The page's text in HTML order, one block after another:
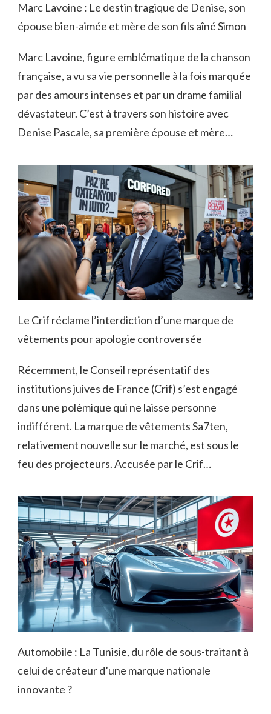
Marc Lavoine : Le destin tragique de Denise, son
épouse bien-aimée et mère de son fils aîné Simon
Marc Lavoine, figure emblématique de la chanson
française, a vu sa vie personnelle à la fois marquée
par des amours intenses et par un drame familial
dévastateur. C’est à travers son histoire avec
Denise Pascale, sa première épouse et mère…
Le Crif réclame l’interdiction d’une marque de
vêtements pour apologie controversée
Récemment, le Conseil représentatif des
institutions juives de France (Crif) s’est engagé
dans une polémique qui ne laisse personne
indifférent. La marque de vêtements Sa7ten,
relativement nouvelle sur le marché, est sous le
feu des projecteurs. Accusée par le Crif…
Automobile : La Tunisie, du rôle de sous-traitant à
celui de créateur d’une marque nationale
innovante ?